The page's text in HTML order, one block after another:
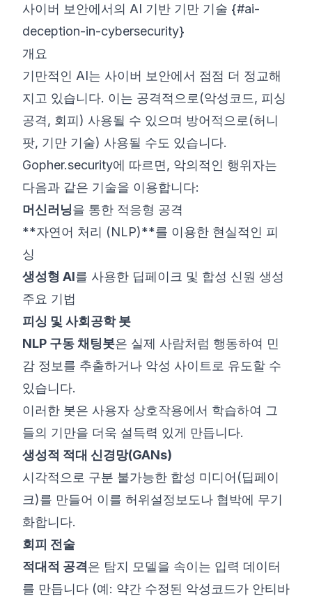
사이버 보안에서의 AI 기반 기만 기술 {#ai-
deception-in-cybersecurity}
개요
기만적인 AI는 사이버 보안에서 점점 더 정교해
지고 있습니다. 이는 공격적으로(악성코드, 피싱
공격, 회피) 사용될 수 있으며 방어적으로(허니
팟, 기만 기술) 사용될 수도 있습니다.
Gopher.security에 따르면, 악의적인 행위자는
다음과 같은 기술을 이용합니다:
머신러닝을 통한 적응형 공격
**자연어 처리 (NLP)**를 이용한 현실적인 피
싱
생성형 AI를 사용한 딥페이크 및 합성 신원 생성
주요 기법
피싱 및 사회공학 봇
NLP 구동 채팅봇은 실제 사람처럼 행동하여 민
감 정보를 추출하거나 악성 사이트로 유도할 수
있습니다.
이러한 봇은 사용자 상호작용에서 학습하여 그
들의 기만을 더욱 설득력 있게 만듭니다.
생성적 적대 신경망(GANs)
시각적으로 구분 불가능한 합성 미디어(딥페이
크)를 만들어 이를 허위설정보도나 협박에 무기
화합니다.
회피 전술
적대적 공격 은 탐지 모델을 속이는 입력 데이터
를 만듭니다 (예: 약간 수정된 악성코드가 안티바